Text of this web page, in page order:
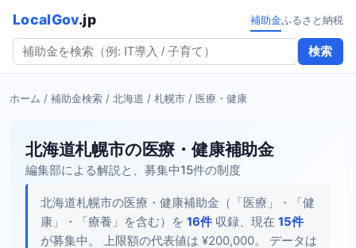
LocalGov.jp
検索
補助金ふるさと納税
ホーム / 補助金検索 / 北海道 / 札幌市 / 医療・健康
北海道札幌市の医療・健康補助金
編集部による解説と、募集中15件の制度
北海道札幌市の医療・健康補助金（「医療」・「健
康」・「療養」を含む）を 16件 収録、現在 15件
が募集中。 上限額の代表値は ¥200,000。 データは